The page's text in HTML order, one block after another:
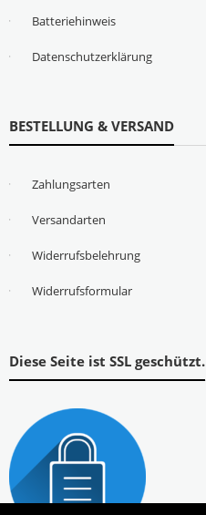
Batteriehinweis
Datenschutzerklärung
BESTELLUNG & VERSAND
Zahlungsarten
Versandarten
Widerrufsbelehrung
Widerrufsformular
Diese Seite ist SSL geschützt.